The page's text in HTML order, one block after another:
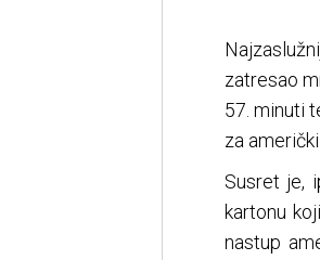
zatresao
57. minuti
za
Susret je,
kartonu
nastup